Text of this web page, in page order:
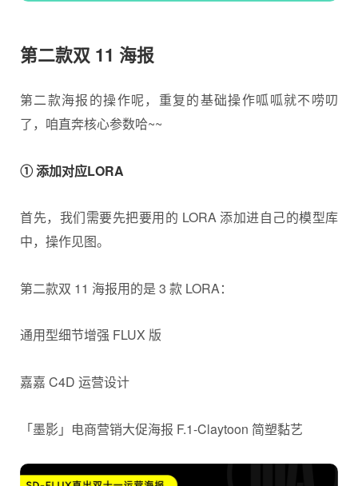
第二款双 11 海报
第二款海报的操作呢，重复的基础操作呱呱就不唠叨
了，咱直奔核心参数哈~~
① 添加对应LORA
首先，我们需要先把要用的 LORA 添加进自己的模型库
中，操作见图。
第二款双 11 海报用的是 3 款 LORA：
通用型细节增强 FLUX 版
嘉嘉 C4D 运营设计
「墨影」电商营销大促海报 F.1-Claytoon 简塑黏艺